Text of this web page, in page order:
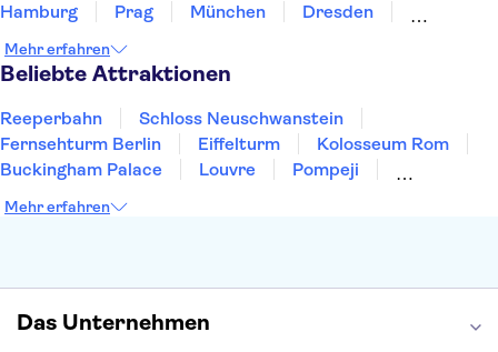
Hamburg
Prag München
Dresden
Heidelberg
Bremen
Mehr erfahren
Beliebte Attraktionen
Reeperbahn
Schloss Neuschwanstein
Fernsehturm Berlin
Eiffelturm
Kolosseum Rom
Buckingham Palace
Louvre
Pompeji
Moulin Rouge
Mehr erfahren
Das Unternehmen